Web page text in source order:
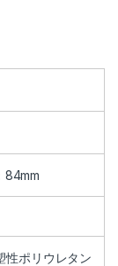
84mm
性ポリウレタン